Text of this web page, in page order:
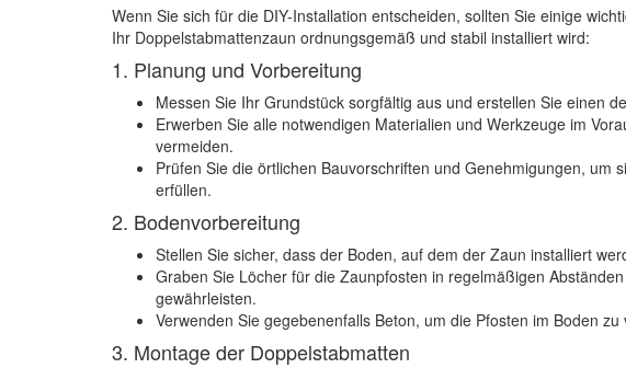
Wenn Sie sich für die DIY-Installation entscheiden, sollten Sie einige
Ihr Doppelstabmattenzaun ordnungsgemäß und stabil installiert wird:
1. Planung und Vorbereitung
Messen Sie Ihr Grundstück sorgfältig aus und erstellen Sie einen
Erwerben Sie alle notwendigen Materialien und Werkzeuge im
vermeiden.
Prüfen Sie die örtlichen Bauvorschriften und Genehmigungen, um
erfüllen.
2. Bodenvorbereitung
Stellen Sie sicher, dass der Boden, auf dem der Zaun installiert
Graben Sie Löcher für die Zaunpfosten in regelmäßigen
gewährleisten.
Verwenden Sie gegebenenfalls Beton, um die Pfosten im Boden zu
3. Montage der Doppelstabmatten